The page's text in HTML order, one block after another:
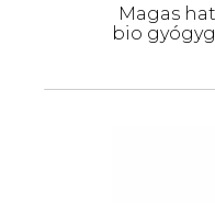
Magas
bio